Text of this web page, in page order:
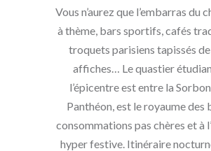
Vous n’aurez que l’embarras du
à thème, bars sportifs, cafés
troquets parisiens tapissés
affiches… Le quastier
l’épicentre est entre la
Panthéon, est le royaume des
consommations pas chères et à
hyper festive. Itinéraire